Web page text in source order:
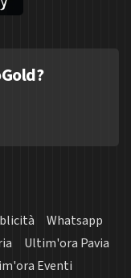
Whatsapp
Ultim'ora Pavia
Eventi